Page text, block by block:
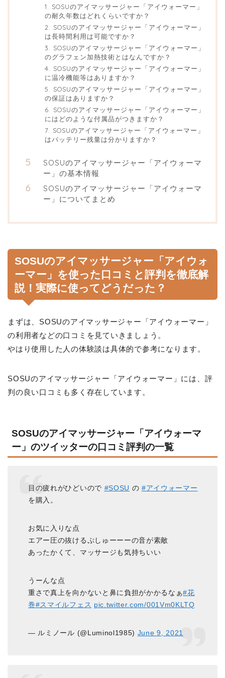
1. SOSUのアイマッサージャー「アイウォーマー」
の耐久年数はどれくらいですか？
2. SOSUのアイマッサージャー「アイウォーマー」
は長時間利用は可能ですか？
3. SOSUのアイマッサージャー「アイウォーマー」
のグラフェン加熱技術とはなんですか？
4. SOSUのアイマッサージャー「アイウォーマー」
に温冷機能等はありますか？
5. SOSUのアイマッサージャー「アイウォーマー」
の保証はありますか？
6. SOSUのアイマッサージャー「アイウォーマー」
にはどのような付属品がつきますか？
7. SOSUのアイマッサージャー「アイウォーマー」
はバッテリー残量は分かりますか？
SOSUのアイマッサージャー「アイウォーマ
ー」の基本情報
SOSUのアイマッサージャー「アイウォーマ
ー」についてまとめ
SOSUのアイマッサージャー「アイウォ
ーマー」を使った口コミと評判を徹底解
説！実際に使ってどうだった？
まずは、SOSUのアイマッサージャー「アイウォーマー」
の利用者などの口コミを見ていきましょう。
やはり使用した人の体験談は具体的で参考になります。
SOSUのアイマッサージャー「アイウォーマー」には、評
判の良い口コミも多く存在しています。
SOSUのアイマッサージャー「アイウォーマ
ー」のツイッターの口コミ評判の一覧
目の疲れがひどいので #SOSU の#アイウォーマー
を購入。
お気に入りな点
エアー圧の抜けるぷしゅーーーの音が素敵
あったかくて、マッサージも気持ちいい
うーんな点
重さで真上を向かないと鼻に負担がかかるなぁ#花
巻#スマイルフェス pic.twitter.com/001Vm0KLTQ
— ルミノール (@Luminol1985) June 9, 2021